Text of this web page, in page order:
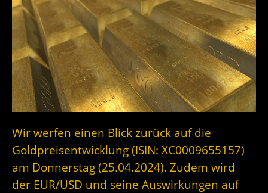
Wir werfen einen Blick zurück auf die
Goldpreisentwicklung (ISIN: XC0009655157)
am Donnerstag (25.04.2024). Zudem wird
der EUR/USD und seine Auswirkungen auf